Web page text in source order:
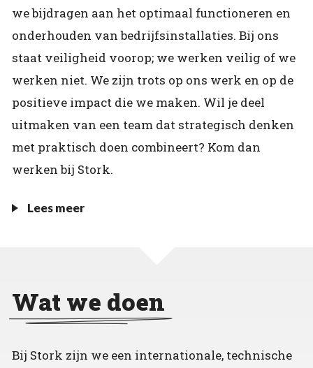
we bijdragen aan het optimaal functioneren en
onderhouden van bedrijfsinstallaties. Bij ons
staat veiligheid voorop; we werken veilig of we
werken niet. We zijn trots op ons werk en op de
positieve impact die we maken. Wil je deel
uitmaken van een team dat strategisch denken
met praktisch doen combineert? Kom dan
werken bij Stork.
Lees meer
Wat we doen
Bij Stork zijn we een internationale, technische